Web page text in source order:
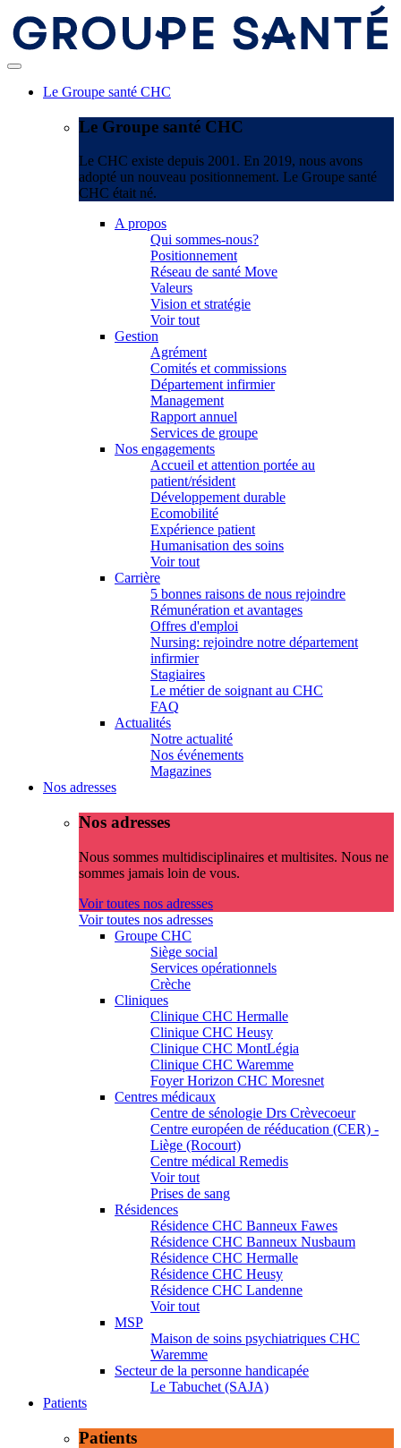
Le Groupe santé CHC
Le Groupe santé CHC
Le CHC existe depuis 2001. En 2019, nous avons
adopté un nouveau positionnement. Le Groupe santé
CHC était né.
A propos
Qui sommes-nous?
Positionnement
Réseau de santé Move
Valeurs
Vision et stratégie
Voir tout
Gestion
Agrément
Comités et commissions
Département infirmier
Management
Rapport annuel
Services de groupe
Nos engagements
Accueil et attention portée au
patient/résident
Développement durable
Ecomobilité
Expérience patient
Humanisation des soins
Voir tout
Carrière
5 bonnes raisons de nous rejoindre
Rémunération et avantages
Offres d'emploi
Nursing: rejoindre notre département
infirmier
Stagiaires
Le métier de soignant au CHC
FAQ
Actualités
Notre actualité
Nos événements
Magazines
Nos adresses
Nos adresses
Nous sommes multidisciplinaires et multisites. Nous ne
sommes jamais loin de vous.
Voir toutes nos adresses
Voir toutes nos adresses
Groupe CHC
Siège social
Services opérationnels
Crèche
Cliniques
Clinique CHC Hermalle
Clinique CHC Heusy
Clinique CHC MontLégia
Clinique CHC Waremme
Foyer Horizon CHC Moresnet
Centres médicaux
Centre de sénologie Drs Crèvecoeur
Centre européen de rééducation (CER) -
Liège (Rocourt)
Centre médical Remedis
Voir tout
Prises de sang
Résidences
Résidence CHC Banneux Fawes
Résidence CHC Banneux Nusbaum
Résidence CHC Hermalle
Résidence CHC Heusy
Résidence CHC Landenne
Voir tout
MSP
Maison de soins psychiatriques CHC
Waremme
Secteur de la personne handicapée
Le Tabuchet (SAJA)
Patients
Patients